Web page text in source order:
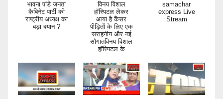
भावना पांडे जनता
कैबिनेट पार्टी की
राष्ट्रीय अध्यक्ष का
बड़ा बयान ?
विनय विशाल
हॉस्पिटल लेकर
आया है कैंसर
पीड़ितों के लिए एक
सराहनीय और नई
सौगातविनय विशाल
हॉस्पिटल के
samachar
express Live
Stream